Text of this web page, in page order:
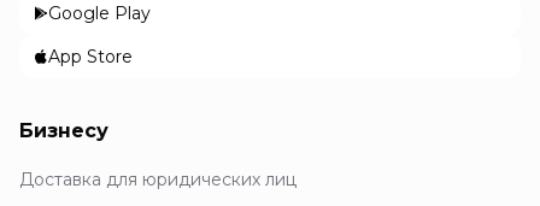
Google Play
App Store
Бизнесу
Доставка для юридических лиц